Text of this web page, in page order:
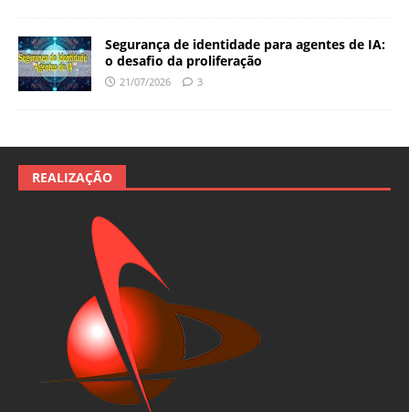
Segurança de identidade para agentes de IA:
o desafio da proliferação
21/07/2026 3
REALIZAÇÃO